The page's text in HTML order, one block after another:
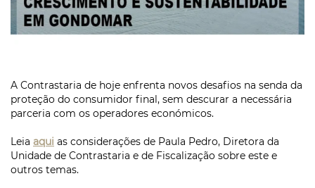
A Contrastaria de hoje enfrenta novos desafios na senda da
proteção do consumidor final, sem descurar a necessária
parceria com os operadores económicos.
Leia aqui as considerações de Paula Pedro, Diretora da
Unidade de Contrastaria e de Fiscalização sobre este e
outros temas.